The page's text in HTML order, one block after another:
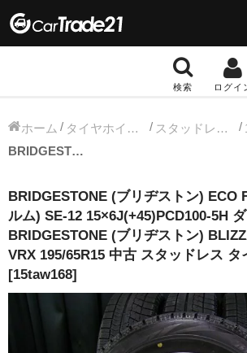
検索 ログイ
冬タイヤホイール
13インチ：冬タイヤホイール
14インチ：冬タイヤホイール
15インチ：冬タイヤホイール
16インチ：冬タイヤホイール
ホーム タイヤホイールセット スタッドレス中古タイヤホイール
BRIDGESTONE (ブリヂストン) ECO FORME (エコフォルム) SE-12 15×6J(+45)PCD100-5H ダークシルバー BRIDGESTONE (ブリヂストン) BLIZZAK (ブリザック) VRX 195/65R15 中古 スタッドレス タイヤホイール 4本 [15taw168]
BRIDGESTONE (ブリヂストン) ECO
ルム) SE-12 15×6J(+45)PCD100-5H
BRIDGESTONE (ブリヂストン)
VRX 195/65R15 中古 スタッドレス
[15taw168]